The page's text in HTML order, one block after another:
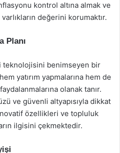
kontrol altına almak ve
değerini korumaktır.
Planı
teknolojisini benimseyen bir
yatırım yapmalarına hem de
olanak tanır.
ve güvenli altyapısıyla dikkat
özellikleri ve topluluk
ilgisini çekmektedir.